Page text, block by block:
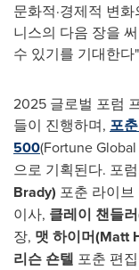
문화적·경제적 변화
니스의 다음 장을
수 있기를 기대한다
2025 글로벌 포럼
들이 진행하며, 포춘
500(Fortune
으로 기획된다. 포
Brady) 포춘 라이브
이사, 클레이 챈들러
장, 맷 하이머(Matt
리슨 숀텔 포춘 편